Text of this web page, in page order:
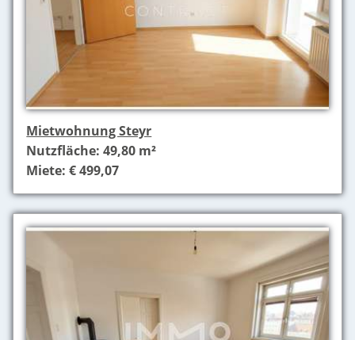
Mietwohnung Steyr
Nutzfläche: 49,80 m²
Miete: € 499,07